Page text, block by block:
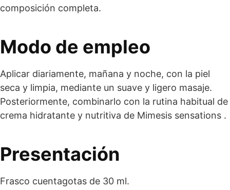
composición completa.
Modo de empleo
Aplicar diariamente, mañana y noche, con la piel
seca y limpia, mediante un suave y ligero masaje.
Posteriormente, combinarlo con la rutina habitual de
crema hidratante y nutritiva de Mimesis sensations .
Presentación
Frasco cuentagotas de 30 ml.